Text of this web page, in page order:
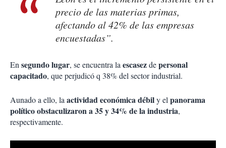
precio de las materias primas,
afectando al 42% de las empresas
encuestadas”.
Ensegundo lugar, se encuentra laescasezdepersonal
capacitado, que perjudicó q 38% del sector industrial.
Aunado a ello, laactividad económica débily elpanorama
político obstaculizaron a 35 y 34% de la industria,
respectivamente.